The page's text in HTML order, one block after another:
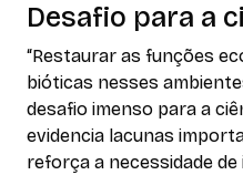
Desafio para a
“Restaurar as funções
bióticas nesses
desafio imenso para a
evidencia lacunas
reforça a necessidade